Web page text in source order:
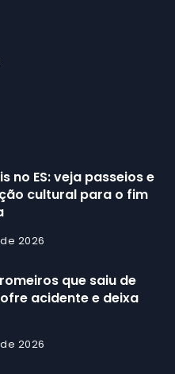
no ES: veja passeios e
cultural para o fim
2026
que saiu de
acidente e deixa
2026